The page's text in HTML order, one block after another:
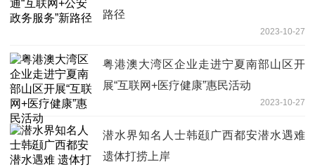
路径
2023-10-27
粤港澳大湾区企业走进宁夏南部山区开
展“互联网+医疗健康”惠民活动
2023-10-27
潜水界知名人士韩颋广西都安潜水遇难
遗体打捞上岸